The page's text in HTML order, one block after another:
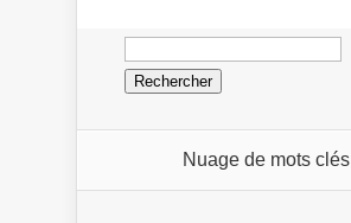
Rechercher :
Nuage de mots clés